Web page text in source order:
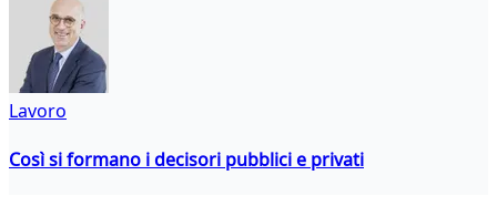
Lavoro
Così si formano i decisori pubblici e privati